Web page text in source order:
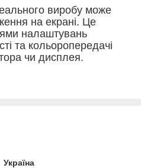
виробу може
на екрані. Це
налаштувань
та кольоропередачі
чи дисплея.
Україна